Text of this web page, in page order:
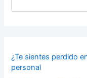
¿Te sientes perdido
personal